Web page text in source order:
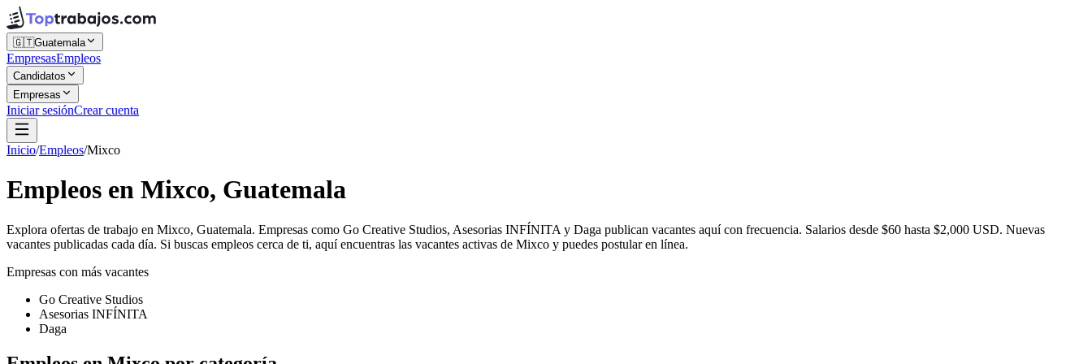
🇬🇹Guatemala
EmpresasEmpleos
Candidatos
Empresas
Iniciar sesiónCrear cuenta
Inicio/Empleos/Mixco
Empleos en Mixco, Guatemala
Explora ofertas de trabajo en Mixco, Guatemala. Empresas como Go Creative Studios, Asesorias INFÍNITA y Daga publican vacantes aquí con frecuencia. Salarios desde $60 hasta $2,000 USD. Nuevas
vacantes publicadas cada día. Si buscas empleos cerca de ti, aquí encuentras las vacantes activas de Mixco y puedes postular en línea.
Empresas con más vacantes
Go Creative Studios
Asesorias INFÍNITA
Daga